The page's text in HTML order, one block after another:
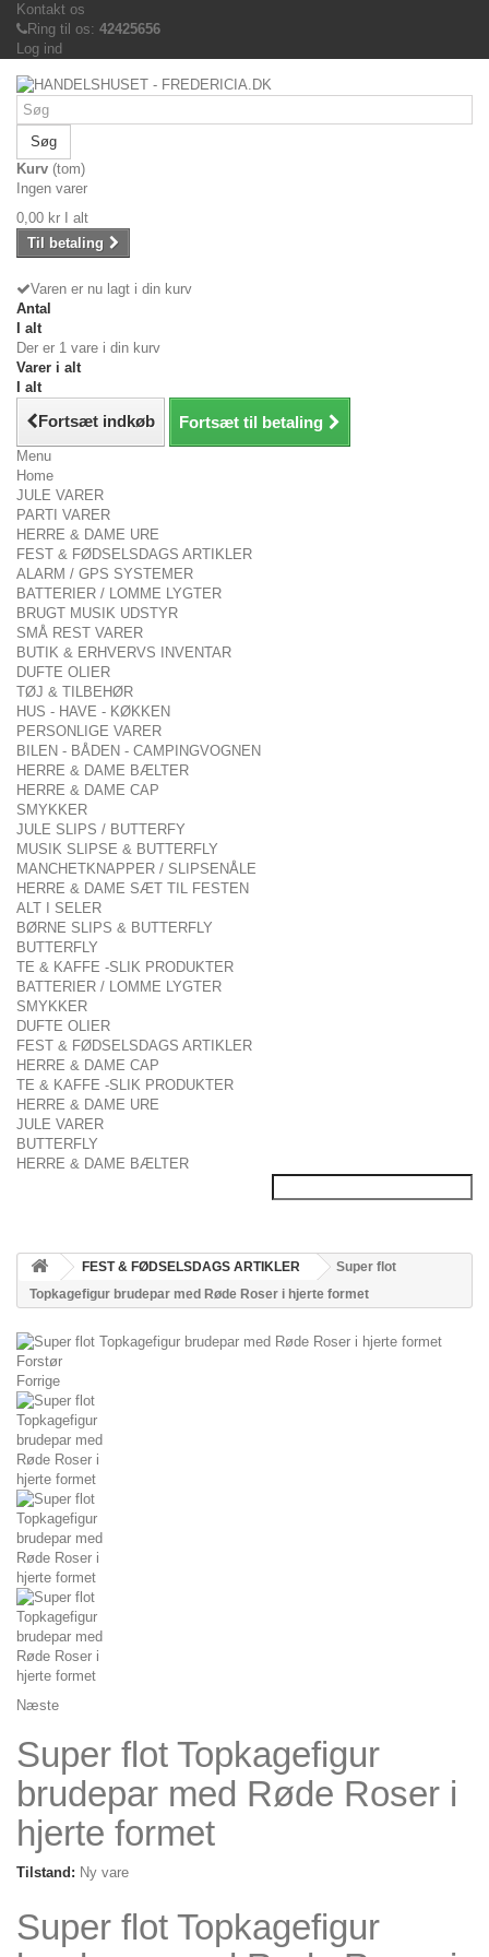
Kontakt os
Ring til os: 42425656
Log ind
Søg
Kurv (tom)
Ingen varer
0,00 kr
I alt
Til betaling
Varen er nu lagt i din kurv
Antal
I alt
Der er 1 vare i din kurv
Varer i alt
I alt
Fortsæt indkøb Fortsæt til betaling
Menu
Home
JULE VARER
PARTI VARER
HERRE & DAME URE
FEST & FØDSELSDAGS ARTIKLER
ALARM / GPS SYSTEMER
BATTERIER / LOMME LYGTER
BRUGT MUSIK UDSTYR
SMÅ REST VARER
BUTIK & ERHVERVS INVENTAR
DUFTE OLIER
TØJ & TILBEHØR
HUS - HAVE - KØKKEN
PERSONLIGE VARER
BILEN - BÅDEN - CAMPINGVOGNEN
HERRE & DAME BÆLTER
HERRE & DAME CAP
SMYKKER
JULE SLIPS / BUTTERFY
MUSIK SLIPSE & BUTTERFLY
MANCHETKNAPPER / SLIPSENÅLE
HERRE & DAME SÆT TIL FESTEN
ALT I SELER
BØRNE SLIPS & BUTTERFLY
BUTTERFLY
TE & KAFFE -SLIK PRODUKTER
BATTERIER / LOMME LYGTER
SMYKKER
DUFTE OLIER
FEST & FØDSELSDAGS ARTIKLER
HERRE & DAME CAP
TE & KAFFE -SLIK PRODUKTER
HERRE & DAME URE
JULE VARER
BUTTERFLY
HERRE & DAME BÆLTER
FEST & FØDSELSDAGS ARTIKLER
Super flot
Topkagefigur brudepar med Røde Roser i hjerte formet
Forstør
Forrige
Næste
Super flot Topkagefigur
brudepar med Røde Roser i
hjerte formet
Tilstand: Ny vare
Super flot Topkagefigur